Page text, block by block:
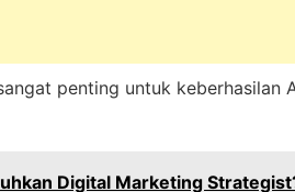
penting untuk keberhasilan
Digital Marketing